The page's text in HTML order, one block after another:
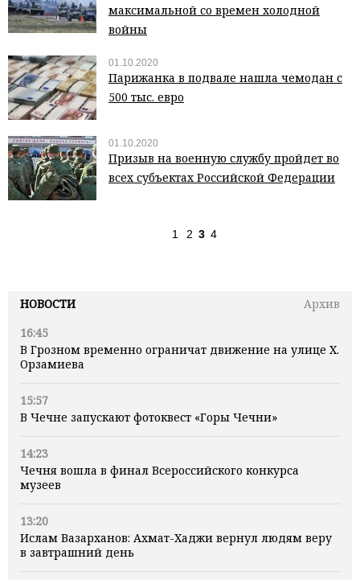
НОВОСТИ
Архив
16:45
В Грозном временно ограничат движение на улице Х.
Орзамиева
15:57
В Чечне запускают фотоквест «Горы Чечни»
14:23
Чечня вошла в финал Всероссийского конкурса
музеев
13:20
Ислам Вазарханов: Ахмат-Хаджи вернул людям веру
в завтрашний день
максимальной со времен холодной
войны
01.10.2020
Парижанка в подвале нашла чемодан с
500 тыс. евро
01.10.2020
Призыв на военную службу пройдет во
всех субъектах Российской Федерации
1 2 3 4